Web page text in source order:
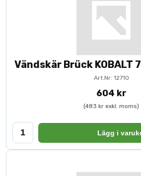
Vändskär Brück KOBALT
Art.Nr: 12710
604 kr
(483 kr exkl. moms)
Lägg i